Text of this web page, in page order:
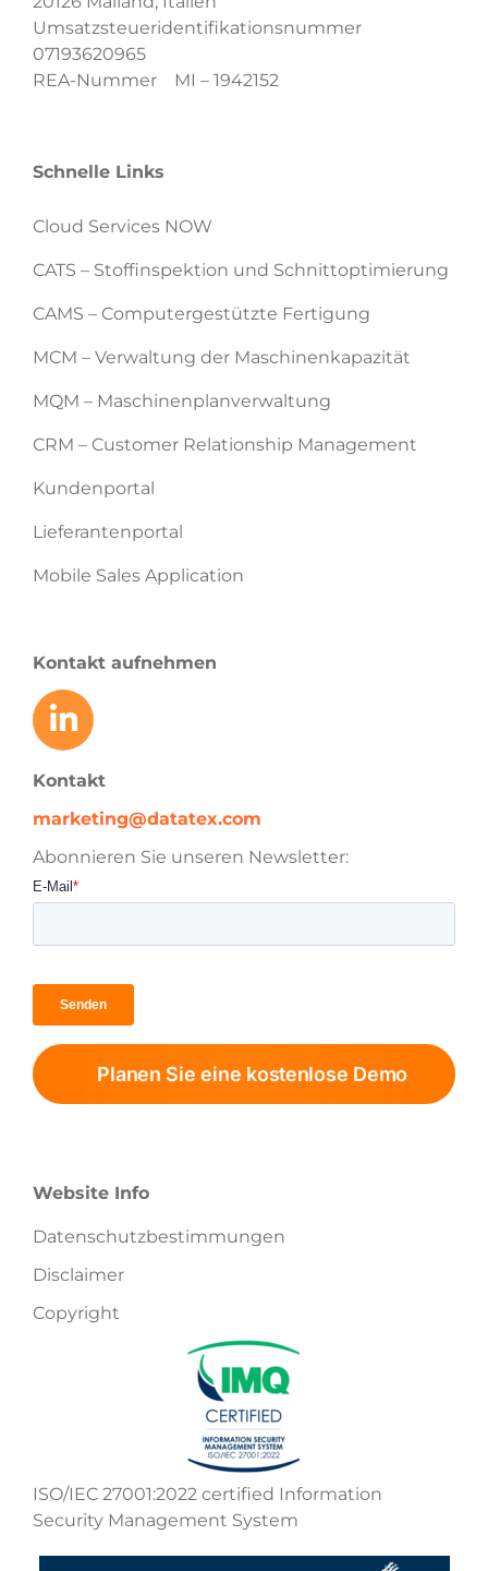
Umsatzsteueridentifikationsnummer
07193620965
REA-Nummer MI – 1942152
Schnelle Links
Cloud Services NOW
CATS – Stoffinspektion und Schnittoptimierung
CAMS – Computergestützte Fertigung
MCM – Verwaltung der Maschinenkapazität
MQM – Maschinenplanverwaltung
CRM – Customer Relationship Management
Kundenportal
Lieferantenportal
Mobile Sales Application
Kontakt aufnehmen
Kontakt
marketing@datatex.com
Abonnieren Sie unseren Newsletter:
Planen Sie eine kostenlose Demo
Website Info
Datenschutzbestimmungen
Disclaimer
Copyright
ISO/IEC 27001:2022 certified Information
Security Management System